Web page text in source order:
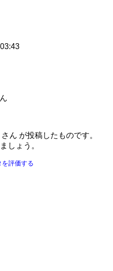
さん が投稿したものです。
しょう。
を評価する